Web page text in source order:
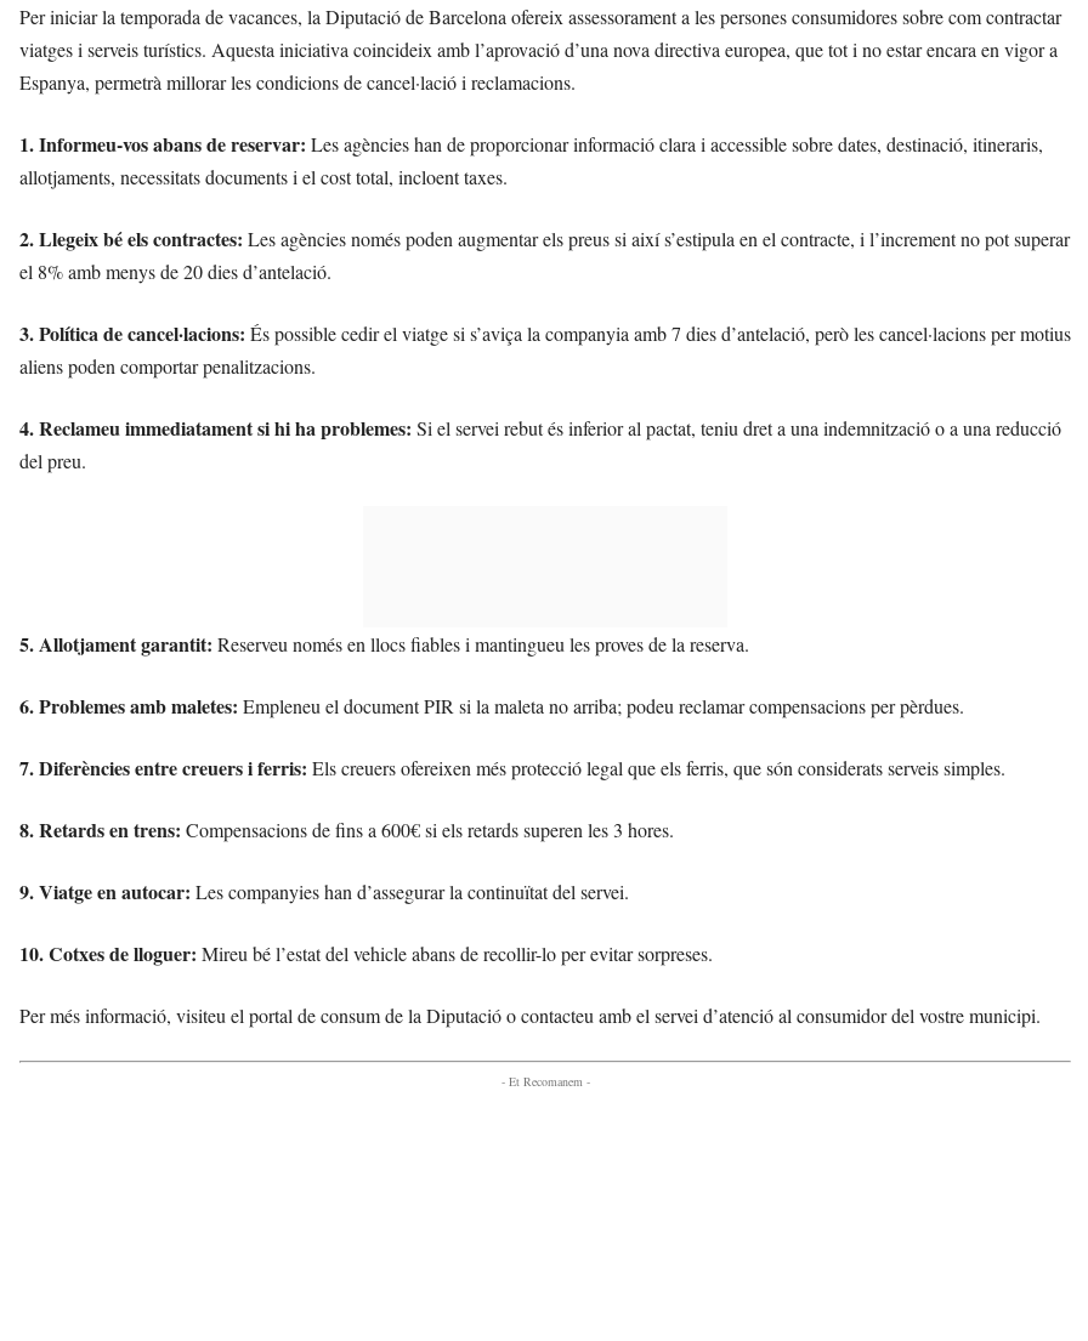
Per iniciar la temporada de vacances, la Diputació de Barcelona ofereix assessorament a les persones consumidores sobre com contractar
viatges i serveis turístics. Aquesta iniciativa coincideix amb l’aprovació d’una nova directiva europea, que tot i no estar encara en vigor a
Espanya, permetrà millorar les condicions de cancel·lació i reclamacions.
1. Informeu-vos abans de reservar: Les agències han de proporcionar informació clara i accessible sobre dates, destinació, itineraris,
allotjaments, necessitats documents i el cost total, incloent taxes.
2. Llegeix bé els contractes: Les agències només poden augmentar els preus si així s’estipula en el contracte, i l’increment no pot superar
el 8% amb menys de 20 dies d’antelació.
3. Política de cancel·lacions: És possible cedir el viatge si s’aviça la companyia amb 7 dies d’antelació, però les cancel·lacions per motius
aliens poden comportar penalitzacions.
4. Reclameu immediatament si hi ha problemes: Si el servei rebut és inferior al pactat, teniu dret a una indemnització o a una reducció
del preu.
5. Allotjament garantit: Reserveu només en llocs fiables i mantingueu les proves de la reserva.
6. Problemes amb maletes: Empleneu el document PIR si la maleta no arriba; podeu reclamar compensacions per pèrdues.
7. Diferències entre creuers i ferris: Els creuers ofereixen més protecció legal que els ferris, que són considerats serveis simples.
8. Retards en trens: Compensacions de fins a 600€ si els retards superen les 3 hores.
9. Viatge en autocar: Les companyies han d’assegurar la continuïtat del servei.
10. Cotxes de lloguer: Mireu bé l’estat del vehicle abans de recollir-lo per evitar sorpreses.
Per més informació, visiteu el portal de consum de la Diputació o contacteu amb el servei d’atenció al consumidor del vostre municipi.
- Et Recomanem -